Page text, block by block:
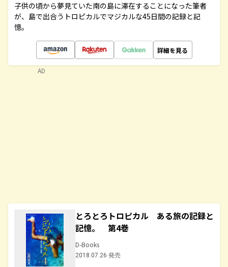
子供の頃から夢見ていた南の島に滞在することになった筆者
が、島で出合うトロピカルでマジカルな45日間の記録と記
憶。
詳細を見る
とろとろトロピカル ある旅の記録と
記憶。 第4巻
D-Books
2018.07.26 発売
AD